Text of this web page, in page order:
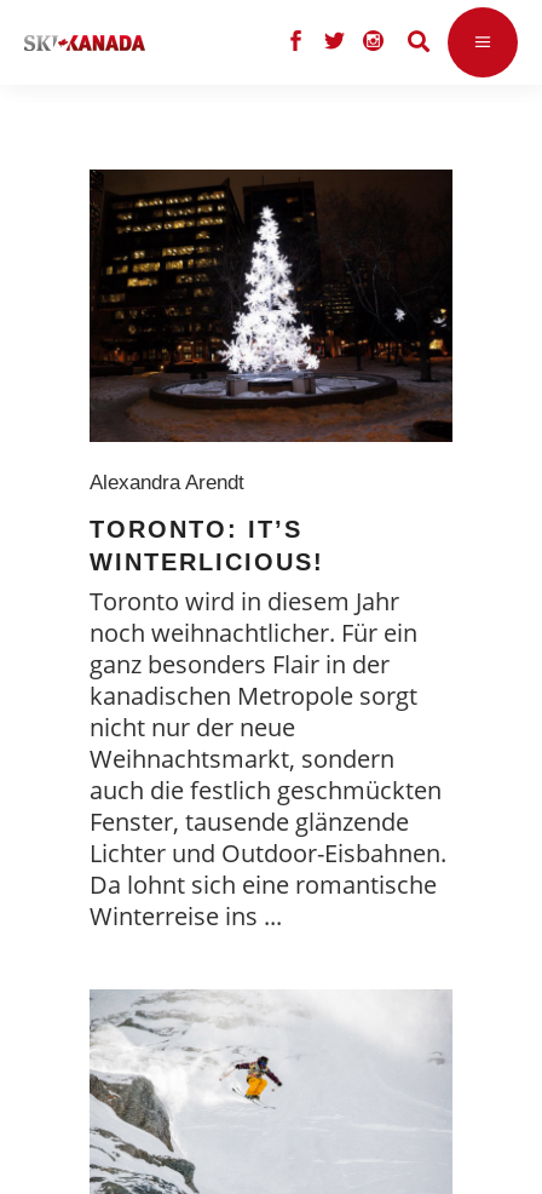
Alexandra Arendt
TORONTO: IT’S
WINTERLICIOUS!
Toronto wird in diesem Jahr
noch weihnachtlicher. Für ein
ganz besonders Flair in der
kanadischen Metropole sorgt
nicht nur der neue
Weihnachtsmarkt, sondern
auch die festlich geschmückten
Fenster, tausende glänzende
Lichter und Outdoor-Eisbahnen.
Da lohnt sich eine romantische
Winterreise ins